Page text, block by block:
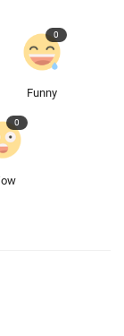
Funny
0
0